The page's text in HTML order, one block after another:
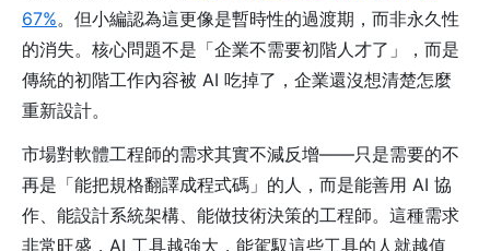
67%。但小編認為這更像是暫時性的過渡期，而非永久性
的消失。核心問題不是「企業不需要初階人才了」，而是
傳統的初階工作內容被 AI 吃掉了，企業還沒想清楚怎麼
重新設計。
市場對軟體工程師的需求其實不減反增——只是需要的不
再是「能把規格翻譯成程式碼」的人，而是能善用 AI 協
作、能設計系統架構、能做技術決策的工程師。這種需求
非常旺盛，AI 工具越強大，能駕馭這些工具的人就越值